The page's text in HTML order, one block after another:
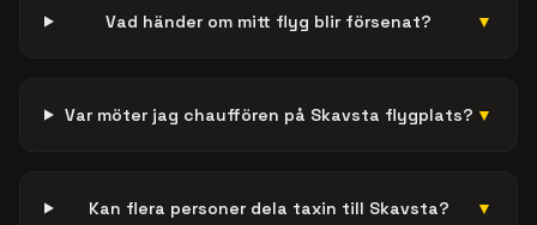
Vad händer om mitt flyg blir försenat? ▼
Var möter jag chauffören på Skavsta flygplats? ▼
Kan flera personer dela taxin till Skavsta? ▼